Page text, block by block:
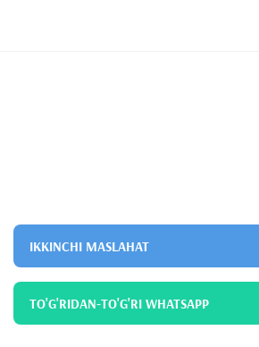
IKKINCHI MASLAHAT
TO'G'RIDAN-TO'G'RI WHATSAPP